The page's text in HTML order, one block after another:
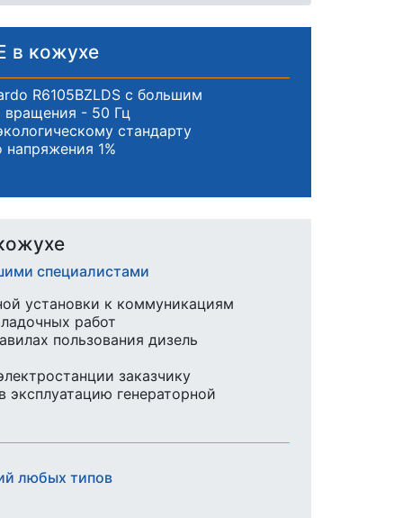
в кожухе
R6105BZLDS с большим
вращения - 50 Гц
стандарту
1%
специалистами
установки к коммуникациям
работ
пользования дизель
заказчику
генераторной
любых типов